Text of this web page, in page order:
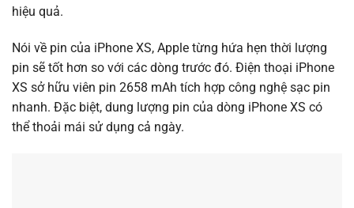
hiệu quả.
Nói về pin của iPhone XS, Apple từng hứa hẹn thời lượng
pin sẽ tốt hơn so với các dòng trước đó. Điện thoại iPhone
XS sở hữu viên pin 2658 mAh tích hợp công nghệ sạc pin
nhanh. Đặc biệt, dung lượng pin của dòng iPhone XS có
thể thoải mái sử dụng cả ngày.